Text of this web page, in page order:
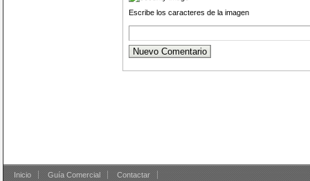
Escribe los caracteres de la imagen
Nuevo Comentario
Inicio Guía Comercial Contactar